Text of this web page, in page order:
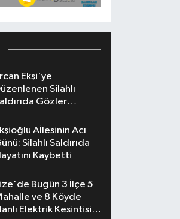
Ekşi'ye
Silahlı
Gözler
Aİlesinin Acı
Silahlı Saldırıda
Kaybetti
Bugün 3 İlçe 5
ve 8 Köyde
Elektrik Kesintisi